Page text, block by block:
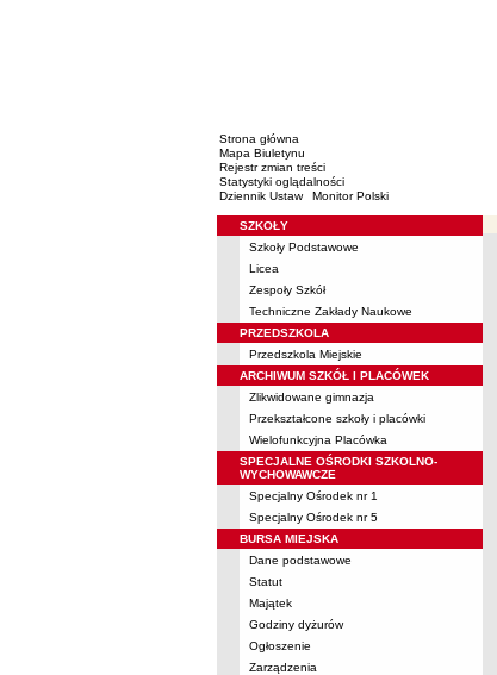
Strona główna
Mapa Biuletynu
Rejestr zmian treści
Statystyki oglądalności
Dziennik Ustaw
Monitor Polski
Menu
SZKOŁY
Szkoły Podstawowe
Licea
Zespoły Szkół
Techniczne Zakłady Naukowe
PRZEDSZKOLA
Przedszkola Miejskie
ARCHIWUM SZKÓŁ I PLACÓWEK
Zlikwidowane gimnazja
Przekształcone szkoły i placówki
Wielofunkcyjna Placówka
SPECJALNE OŚRODKI SZKOLNO-
WYCHOWAWCZE
Specjalny Ośrodek nr 1
Specjalny Ośrodek nr 5
BURSA MIEJSKA
Dane podstawowe
Statut
Majątek
Godziny dyżurów
Ogłoszenie
Zarządzenia